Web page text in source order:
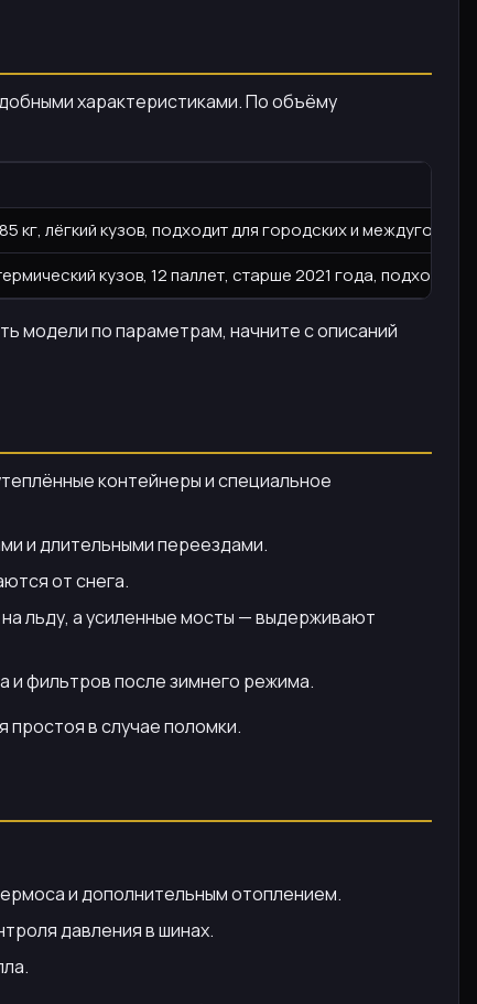
характеристиками. По объёму
кг, лёгкий кузов, подходит для городских и
кузов, 12 паллет, старше 2021 года, подходит
модели по параметрам, начните с описаний
контейнеры и специальное
и длительными переездами.
от снега.
льду, а усиленные мосты — выдерживают
и фильтров после зимнего режима.
простоя в случае поломки.
и дополнительным отоплением.
давления в шинах.